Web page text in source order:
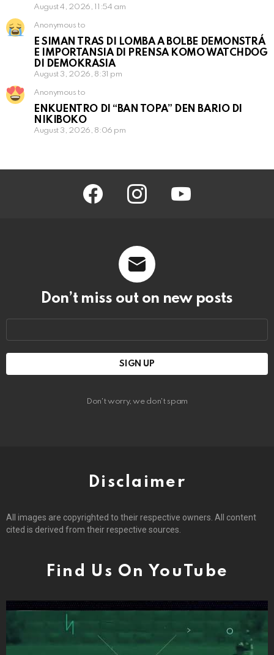
August 4, 2026, 11:54 am
Anonymous to
E SIMAN TRAS DI LOMBA A BOLBE DEMONSTRÁ
E IMPORTANSIA DI PRENSA KOMO WATCHDOG
DI DEMOKRASIA
August 3, 2026, 8:31 pm
Anonymous to
ENKUENTRO DI “BAN TOPA” DEN BARIO DI
NIKIBOKO
August 3, 2026, 8:06 pm
facebook instagram youtube
Don’t miss out on new posts
Don't worry, we don't spam
Disclaimer
All images are copyrighted to their respective owners. All content
cited is derived from their respective sources.
Find Us On YouTube